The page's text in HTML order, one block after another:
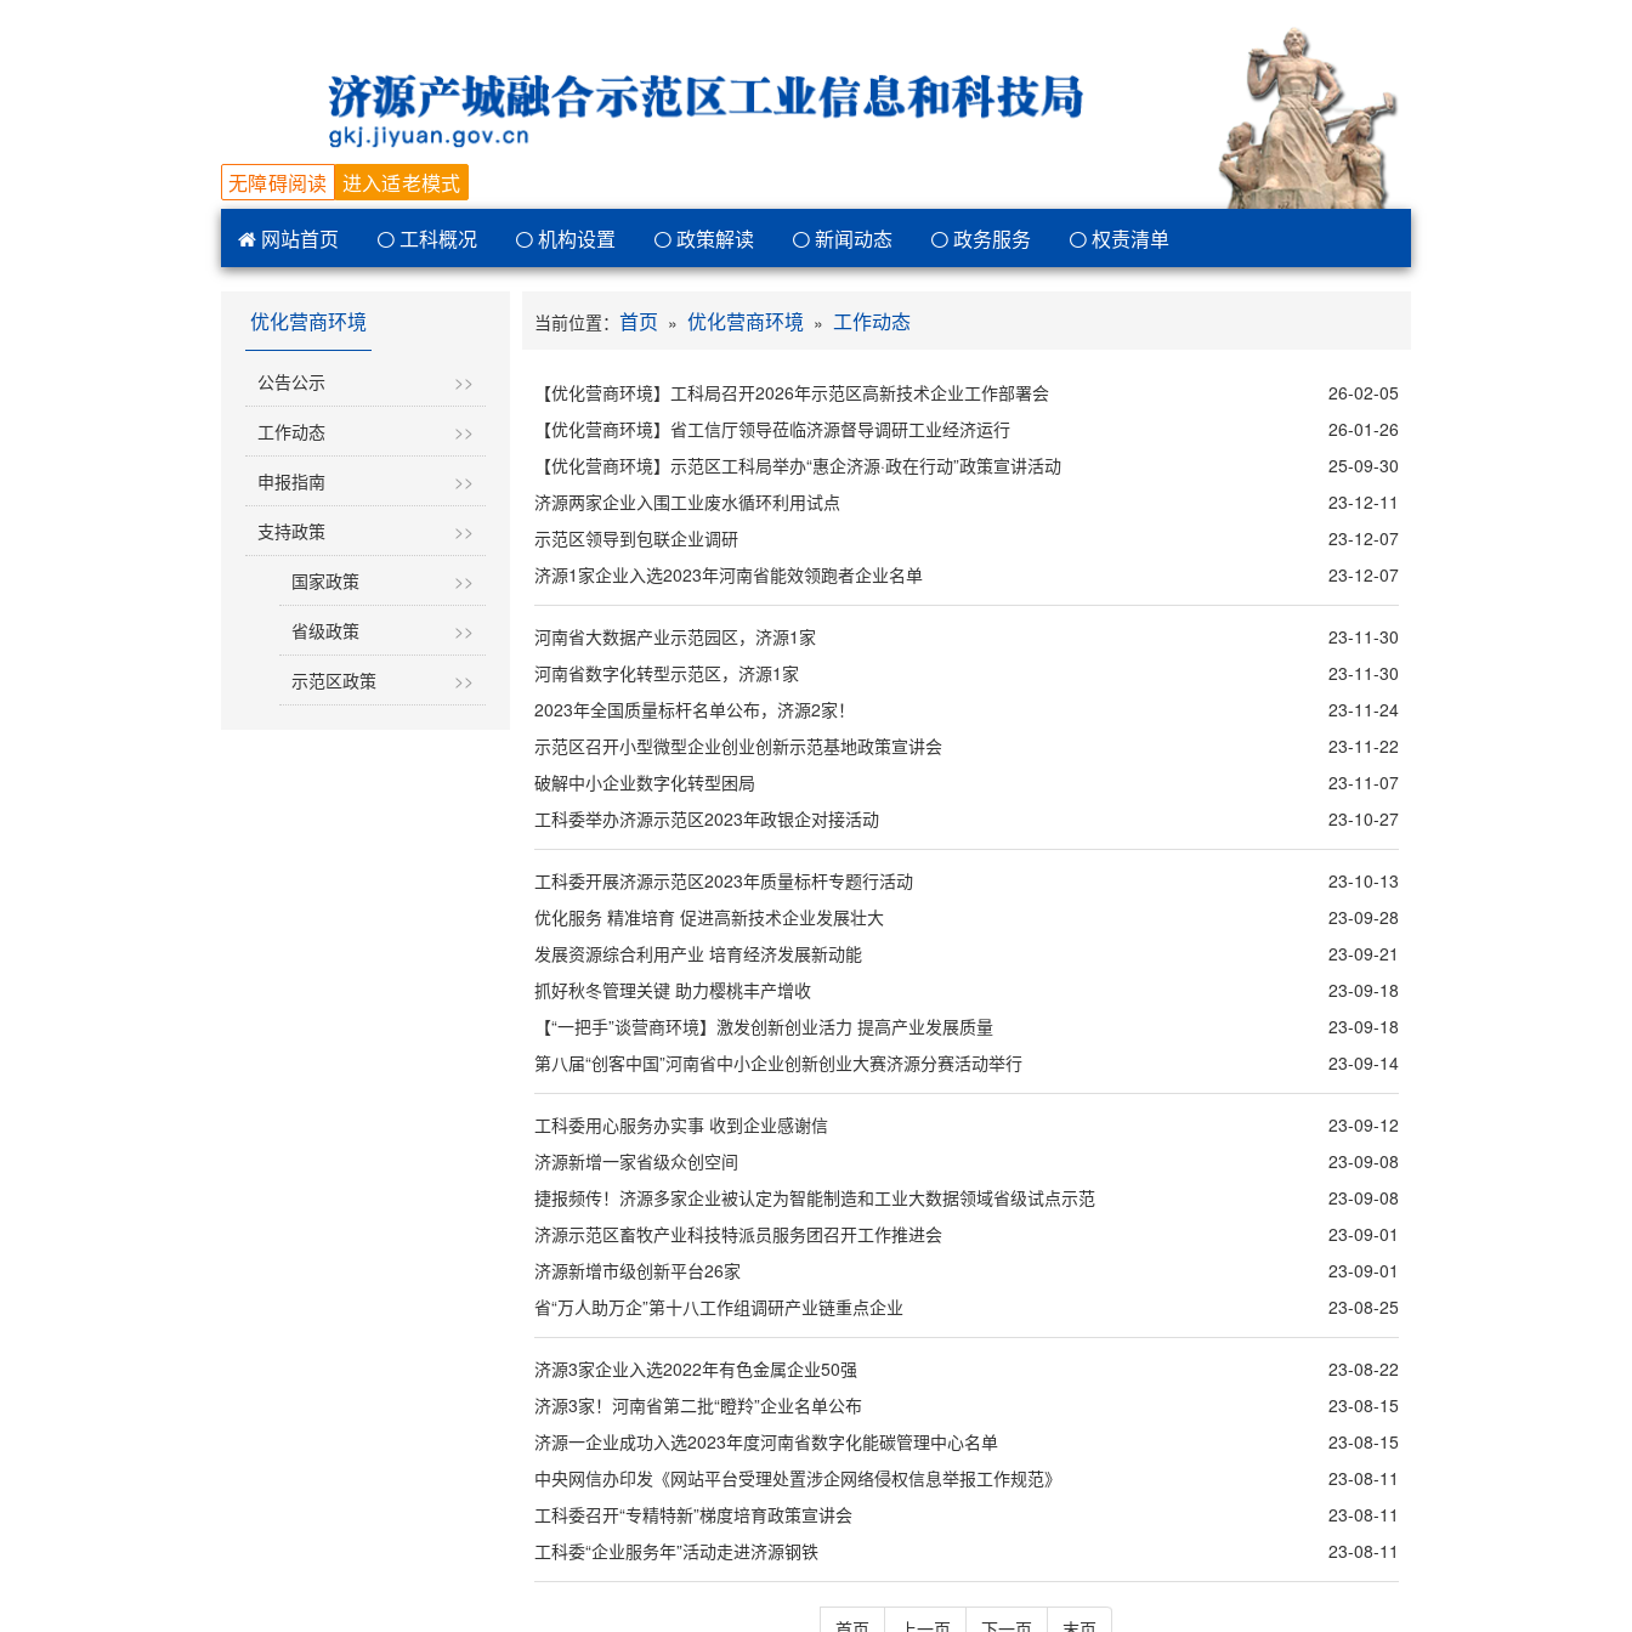
网站首页 工科概况 机构设置 政策解读 新闻动态 政务服务 权责清单
优化营商环境
公告公示 >>
工作动态 >>
申报指南 >>
支持政策 >>
国家政策 >>
省级政策 >>
示范区政策 >>
当前位置： 首页 » 优化营商环境» 工作动态
26-02-05
【优化营商环境】工科局召开2026年示范区高新技术企业工作部署会
26-01-26
【优化营商环境】省工信厅领导莅临济源督导调研工业经济运行
25-09-30
【优化营商环境】示范区工科局举办“惠企济源·政在行动”政策宣讲活动
23-12-11
济源两家企业入围工业废水循环利用试点
23-12-07
示范区领导到包联企业调研
23-12-07
济源1家企业入选2023年河南省能效领跑者企业名单
23-11-30
河南省大数据产业示范园区，济源1家
23-11-30
河南省数字化转型示范区，济源1家
23-11-24
2023年全国质量标杆名单公布，济源2家！
23-11-22
示范区召开小型微型企业创业创新示范基地政策宣讲会
23-11-07
破解中小企业数字化转型困局
23-10-27
工科委举办济源示范区2023年政银企对接活动
23-10-13
工科委开展济源示范区2023年质量标杆专题行活动
23-09-28
优化服务 精准培育 促进高新技术企业发展壮大
23-09-21
发展资源综合利用产业 培育经济发展新动能
23-09-18
抓好秋冬管理关键 助力樱桃丰产增收
23-09-18
【“一把手”谈营商环境】激发创新创业活力 提高产业发展质量
23-09-14
第八届“创客中国”河南省中小企业创新创业大赛济源分赛活动举行
23-09-12
工科委用心服务办实事 收到企业感谢信
23-09-08
济源新增一家省级众创空间
23-09-08
捷报频传！济源多家企业被认定为智能制造和工业大数据领域省级试点示范
23-09-01
济源示范区畜牧产业科技特派员服务团召开工作推进会
23-09-01
济源新增市级创新平台26家
23-08-25
省“万人助万企”第十八工作组调研产业链重点企业
23-08-22
济源3家企业入选2022年有色金属企业50强
23-08-15
济源3家！河南省第二批“瞪羚”企业名单公布
23-08-15
济源一企业成功入选2023年度河南省数字化能碳管理中心名单
23-08-11
中央网信办印发《网站平台受理处置涉企网络侵权信息举报工作规范》
23-08-11
工科委召开“专精特新”梯度培育政策宣讲会
23-08-11
工科委“企业服务年”活动走进济源钢铁
进入适老模式
无障碍阅读